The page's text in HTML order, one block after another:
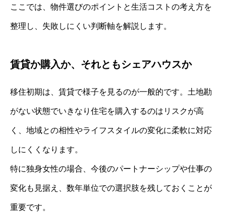
ここでは、物件選びのポイントと生活コストの考え方を
整理し、失敗しにくい判断軸を解説します。
賃貸か購入か、それともシェアハウスか
移住初期は、賃貸で様子を見るのが一般的です。土地勘
がない状態でいきなり住宅を購入するのはリスクが高
く、地域との相性やライフスタイルの変化に柔軟に対応
しにくくなります。
特に独身女性の場合、今後のパートナーシップや仕事の
変化も見据え、数年単位での選択肢を残しておくことが
重要です。